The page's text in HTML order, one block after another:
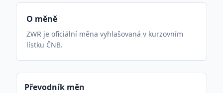
O měně
ZWR je oficiální měna vyhlašovaná v kurzovním
lístku ČNB.
Převodník měn